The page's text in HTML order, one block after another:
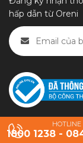
hấp dẫn từ Oreni
HOTLINE
1800 1238 -